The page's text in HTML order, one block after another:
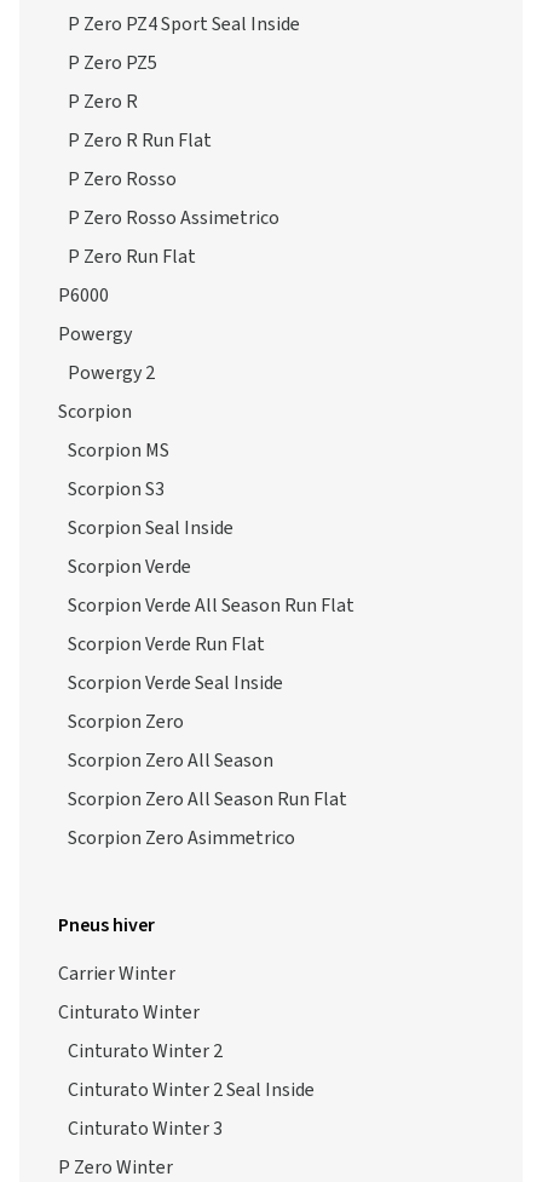
P Zero PZ4 Sport Seal Inside
P Zero PZ5
P Zero R
P Zero R Run Flat
P Zero Rosso
P Zero Rosso Assimetrico
P Zero Run Flat
P6000
Powergy
Powergy 2
Scorpion
Scorpion MS
Scorpion S3
Scorpion Seal Inside
Scorpion Verde
Scorpion Verde All Season Run Flat
Scorpion Verde Run Flat
Scorpion Verde Seal Inside
Scorpion Zero
Scorpion Zero All Season
Scorpion Zero All Season Run Flat
Scorpion Zero Asimmetrico
Pneus hiver
Carrier Winter
Cinturato Winter
Cinturato Winter 2
Cinturato Winter 2 Seal Inside
Cinturato Winter 3
P Zero Winter